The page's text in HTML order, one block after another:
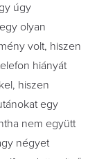
úgy
olyan
volt, hiszen
hiányát
hiszen
egy
nem együtt
négyet